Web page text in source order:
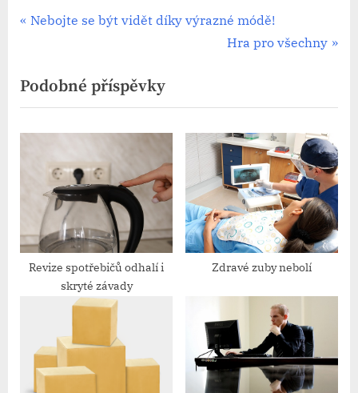
Navigace
příspěvek
P
v
i
o
s
t
Nebojte se být vidět díky výrazné módě!
N
t
P
o
s
t
:
Hra pro všechny
Podobné příspěvky
Revize spotřebičů odhalí i
skryté závady
Zdravé zuby nebolí